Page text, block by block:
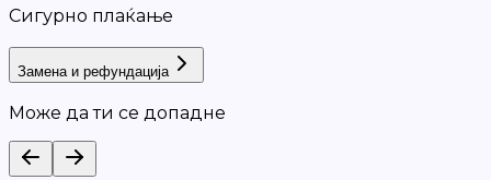
Сигурно плаќање
Замена и рефундација
Може да ти се допадне